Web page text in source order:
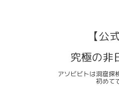
【公
究極の非
アソビビトは洞窟探
初めて